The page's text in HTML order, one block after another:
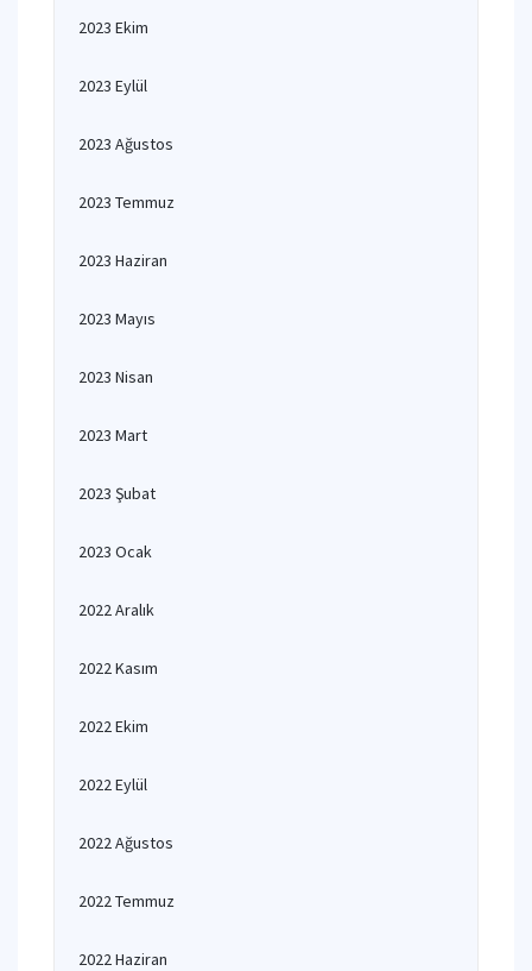
2023 Ekim
2023 Eylül
2023 Ağustos
2023 Temmuz
2023 Haziran
2023 Mayıs
2023 Nisan
2023 Mart
2023 Şubat
2023 Ocak
2022 Aralık
2022 Kasım
2022 Ekim
2022 Eylül
2022 Ağustos
2022 Temmuz
2022 Haziran